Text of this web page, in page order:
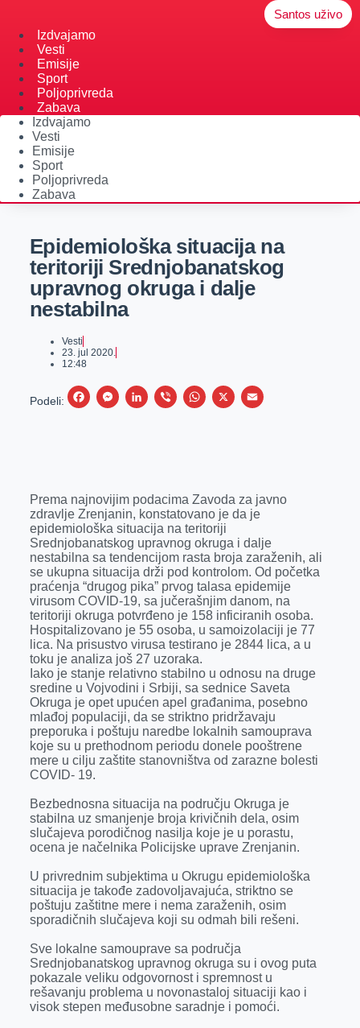
Santos uživo
Izdvajamo
Vesti
Emisije
Sport
Poljoprivreda
Zabava
Izdvajamo
Vesti
Emisije
Sport
Poljoprivreda
Zabava
Epidemiološka situacija na
teritoriji Srednjobanatskog
upravnog okruga i dalje
nestabilna
Vesti
23. jul 2020.
12:48
Podeli:
F
o
o
k
M
n
g
e
r
L
d
I
n
V
W
A
p
p
X
E
Prema najnovijim podacima Zavoda za javno
zdravlje Zrenjanin, konstatovano je da je
epidemiološka situacija na teritoriji
Srednjobanatskog upravnog okruga i dalje
nestabilna sa tendencijom rasta broja zaraženih, ali
se ukupna situacija drži pod kontrolom. Od početka
praćenja “drugog pika” prvog talasa epidemije
virusom COVID-19, sa jučerašnjim danom, na
teritoriji okruga potvrđeno je 158 inficiranih osoba.
Hospitalizovano je 55 osoba, u samoizolaciji je 77
lica. Na prisustvo virusa testirano je 2844 lica, a u
toku je analiza još 27 uzoraka.
Iako je stanje relativno stabilno u odnosu na druge
sredine u Vojvodini i Srbiji, sa sednice Saveta
Okruga je opet upućen apel građanima, posebno
mlađoj populaciji, da se striktno pridržavaju
preporuka i poštuju naredbe lokalnih samouprava
koje su u prethodnom periodu donele pooštrene
mere u cilju zaštite stanovništva od zarazne bolesti
COVID- 19.
Bezbednosna situacija na području Okruga je
stabilna uz smanjenje broja krivičnih dela, osim
slučajeva porodičnog nasilja koje je u porastu,
ocena je načelnika Policijske uprave Zrenjanin.
U privrednim subjektima u Okrugu epidemiološka
situacija je takođe zadovoljavajuća, striktno se
poštuju zaštitne mere i nema zaraženih, osim
sporadičnih slučajeva koji su odmah bili rešeni.
Sve lokalne samouprave sa područja
Srednjobanatskog upravnog okruga su i ovog puta
pokazale veliku odgovornost i spremnost u
rešavanju problema u novonastaloj situaciji kao i
visok stepen međusobne saradnje i pomoći.